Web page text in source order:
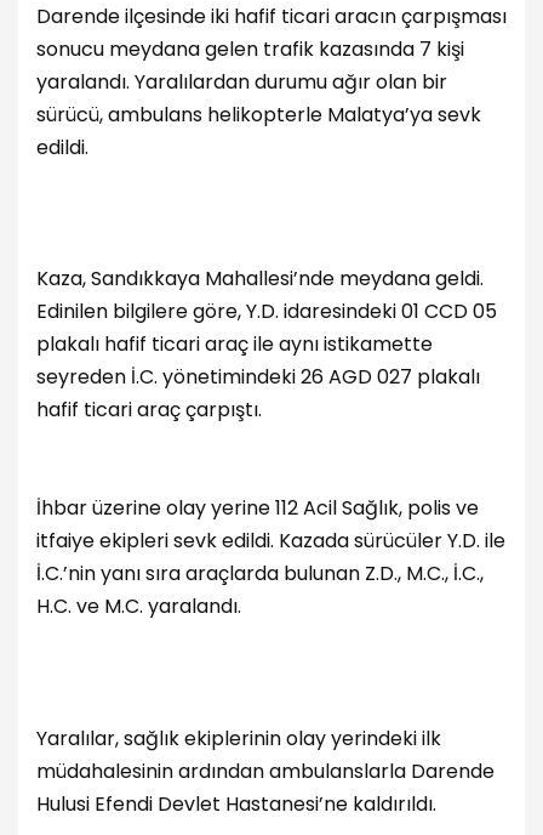
Darende ilçesinde iki hafif ticari aracın çarpışması
sonucu meydana gelen trafik kazasında 7 kişi
yaralandı. Yaralılardan durumu ağır olan bir
sürücü, ambulans helikopterle Malatya’ya sevk
edildi.
Kaza, Sandıkkaya Mahallesi’nde meydana geldi.
Edinilen bilgilere göre, Y.D. idaresindeki 01 CCD 05
plakalı hafif ticari araç ile aynı istikamette
seyreden İ.C. yönetimindeki 26 AGD 027 plakalı
hafif ticari araç çarpıştı.
İhbar üzerine olay yerine 112 Acil Sağlık, polis ve
itfaiye ekipleri sevk edildi. Kazada sürücüler Y.D. ile
İ.C.’nin yanı sıra araçlarda bulunan Z.D., M.C., İ.C.,
H.C. ve M.C. yaralandı.
Yaralılar, sağlık ekiplerinin olay yerindeki ilk
müdahalesinin ardından ambulanslarla Darende
Hulusi Efendi Devlet Hastanesi’ne kaldırıldı.